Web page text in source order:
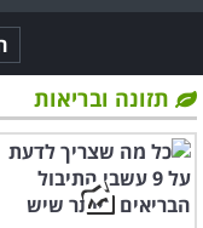
תזונה ובריאות